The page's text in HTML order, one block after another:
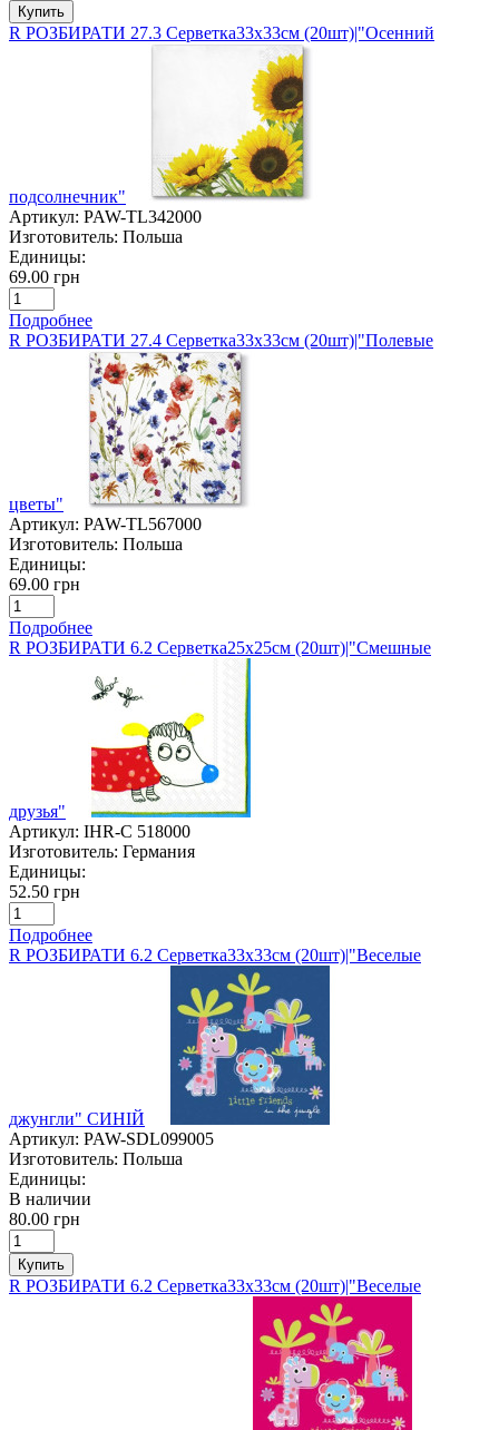
Купить
R РОЗБИРАТИ 27.3 Серветка33х33см (20шт)|"Осенний
подсолнечник"
Артикул: PAW-TL342000
Изготовитель: Польша
Единицы:
69.00 грн
Подробнее
R РОЗБИРАТИ 27.4 Серветка33х33см (20шт)|"Полевые
цветы"
Артикул: PAW-TL567000
Изготовитель: Польша
Единицы:
69.00 грн
Подробнее
R РОЗБИРАТИ 6.2 Серветка25х25см (20шт)|"Смешные
друзья"
Артикул: IHR-C 518000
Изготовитель: Германия
Единицы:
52.50 грн
Подробнее
R РОЗБИРАТИ 6.2 Серветка33х33см (20шт)|"Веселые
джунгли" СИНІЙ
Артикул: PAW-SDL099005
Изготовитель: Польша
Единицы:
В наличии
80.00 грн
Купить
R РОЗБИРАТИ 6.2 Серветка33х33см (20шт)|"Веселые